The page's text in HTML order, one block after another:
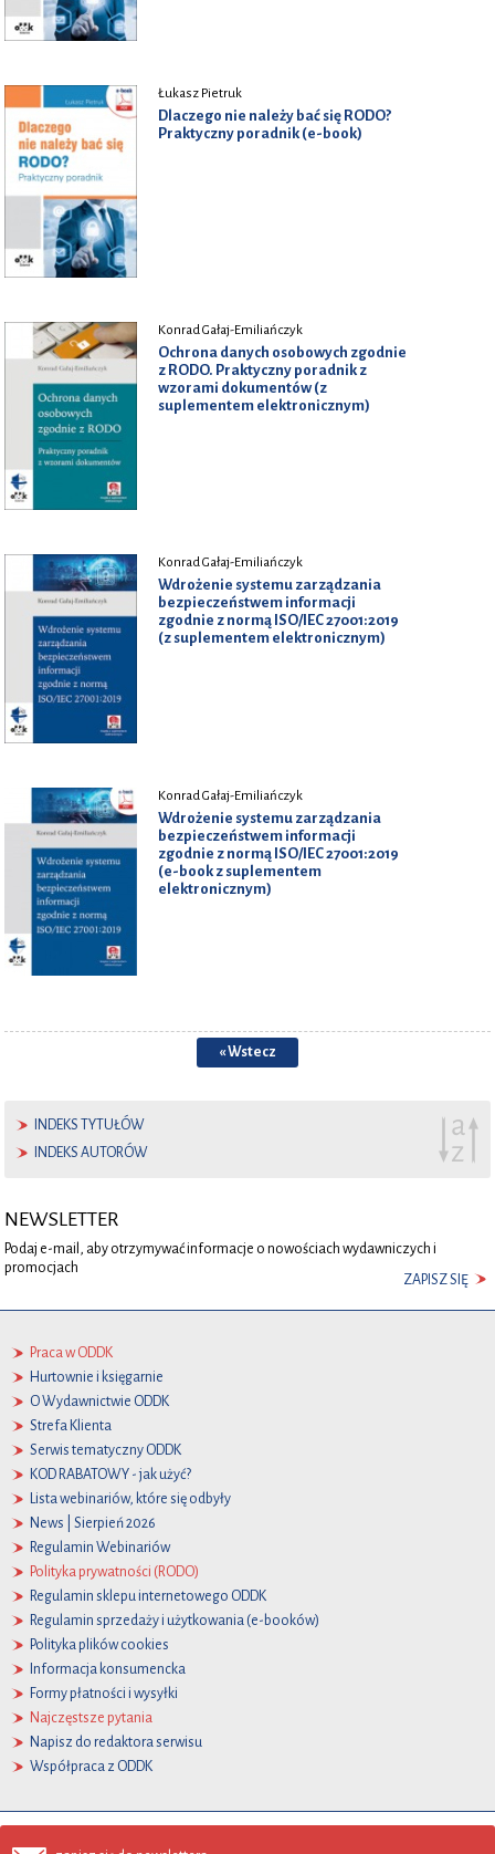
Łukasz Pietruk
Dlaczego nie należy bać się RODO?
Praktyczny poradnik (e-book)
Konrad Gałaj-Emiliańczyk
Ochrona danych osobowych zgodnie
z RODO. Praktyczny poradnik z
wzorami dokumentów (z
suplementem elektronicznym)
Konrad Gałaj-Emiliańczyk
Wdrożenie systemu zarządzania
bezpieczeństwem informacji
zgodnie z normą ISO/IEC 27001:2019
(z suplementem elektronicznym)
Konrad Gałaj-Emiliańczyk
Wdrożenie systemu zarządzania
bezpieczeństwem informacji
zgodnie z normą ISO/IEC 27001:2019
(e-book z suplementem
elektronicznym)
« Wstecz
INDEKS TYTUŁÓW
INDEKS AUTORÓW
NEWSLETTER
Podaj e-mail, aby otrzymywać informacje o nowościach wydawniczych i
promocjach
ZAPISZ SIĘ
Praca w ODDK
Hurtownie i księgarnie
O Wydawnictwie ODDK
Strefa Klienta
Serwis tematyczny ODDK
KOD RABATOWY - jak użyć?
Lista webinariów, które się odbyły
News | Sierpień 2026
Regulamin Webinariów
Polityka prywatności (RODO)
Regulamin sklepu internetowego ODDK
Regulamin sprzedaży i użytkowania (e-booków)
Polityka plików cookies
Informacja konsumencka
Formy płatności i wysyłki
Najczęstsze pytania
Napisz do redaktora serwisu
Współpraca z ODDK